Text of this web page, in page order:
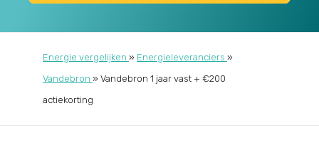
Energie vergelijken » Energieleveranciers »
Vandebron » Vandebron 1 jaar vast + €200
actiekorting